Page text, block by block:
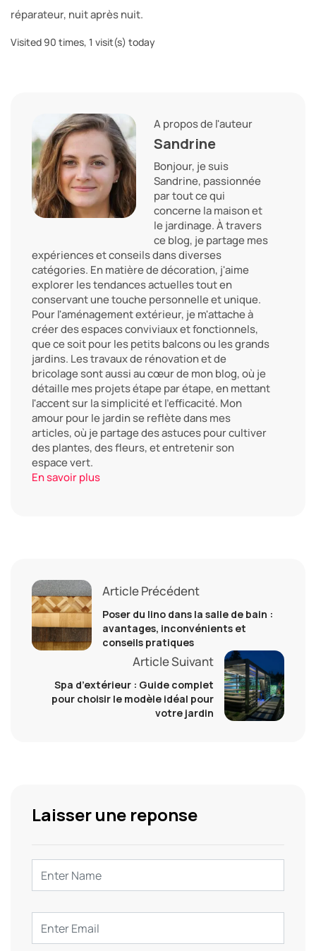
réparateur, nuit après nuit.
Visited 90 times, 1 visit(s) today
A propos de l'auteur
Sandrine
Bonjour, je suis
Sandrine, passionnée
par tout ce qui
concerne la maison et
le jardinage. À travers
ce blog, je partage mes
expériences et conseils dans diverses
catégories. En matière de décoration, j'aime
explorer les tendances actuelles tout en
conservant une touche personnelle et unique.
Pour l'aménagement extérieur, je m'attache à
créer des espaces conviviaux et fonctionnels,
que ce soit pour les petits balcons ou les grands
jardins. Les travaux de rénovation et de
bricolage sont aussi au cœur de mon blog, où je
détaille mes projets étape par étape, en mettant
l'accent sur la simplicité et l'efficacité. Mon
amour pour le jardin se reflète dans mes
articles, où je partage des astuces pour cultiver
des plantes, des fleurs, et entretenir son
espace vert.
En savoir plus
Article Précédent
Poser du lino dans la salle de bain :
avantages, inconvénients et
conseils pratiques
Article Suivant
Spa d’extérieur : Guide complet
pour choisir le modèle idéal pour
votre jardin
Laisser une reponse